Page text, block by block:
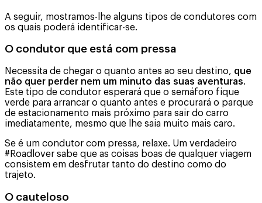
A seguir, mostramos-lhe alguns tipos de condutores com
os quais poderá identificar-se.
O condutor que está com pressa
Necessita de chegar o quanto antes ao seu destino, que
não quer perder nem um minuto das suas aventuras.
Este tipo de condutor esperará que o semáforo fique
verde para arrancar o quanto antes e procurará o parque
de estacionamento mais próximo para sair do carro
imediatamente, mesmo que lhe saia muito mais caro.
Se é um condutor com pressa, relaxe. Um verdadeiro
#Roadlover sabe que as coisas boas de qualquer viagem
consistem em desfrutar tanto do destino como do
trajeto.
O cauteloso